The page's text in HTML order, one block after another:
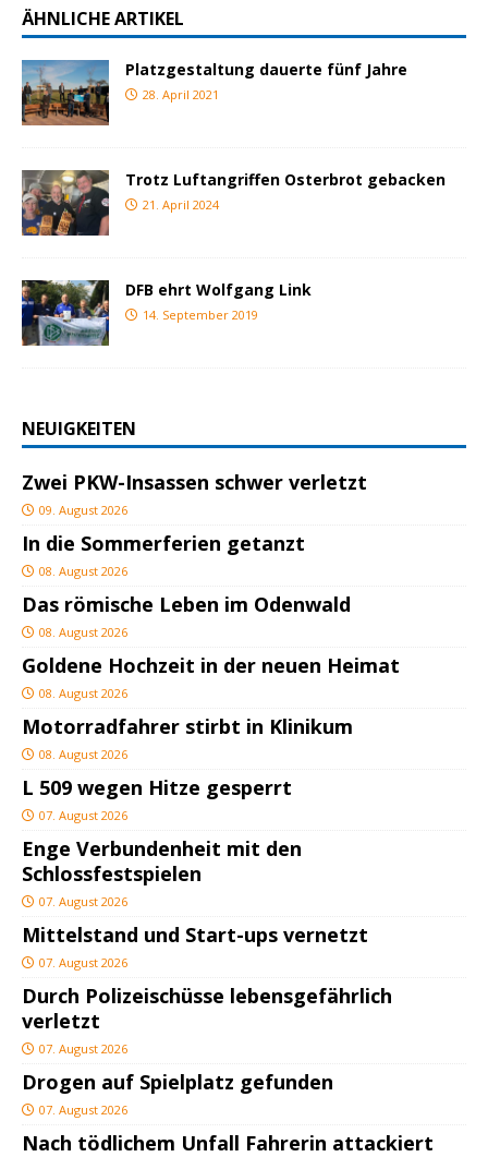
ÄHNLICHE ARTIKEL
Platzgestaltung dauerte fünf Jahre
28. April 2021
Trotz Luftangriffen Osterbrot gebacken
21. April 2024
DFB ehrt Wolfgang Link
14. September 2019
NEUIGKEITEN
Zwei PKW-Insassen schwer verletzt
09. August 2026
In die Sommerferien getanzt
08. August 2026
Das römische Leben im Odenwald
08. August 2026
Goldene Hochzeit in der neuen Heimat
08. August 2026
Motorradfahrer stirbt in Klinikum
08. August 2026
L 509 wegen Hitze gesperrt
07. August 2026
Enge Verbundenheit mit den
Schlossfestspielen
07. August 2026
Mittelstand und Start-ups vernetzt
07. August 2026
Durch Polizeischüsse lebensgefährlich
verletzt
07. August 2026
Drogen auf Spielplatz gefunden
07. August 2026
Nach tödlichem Unfall Fahrerin attackiert